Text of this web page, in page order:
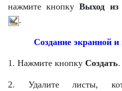
нажмите кнопкуВыход из
.
Создание экранной и
1. Нажмите кнопку Создать.
2. Удалите листы,